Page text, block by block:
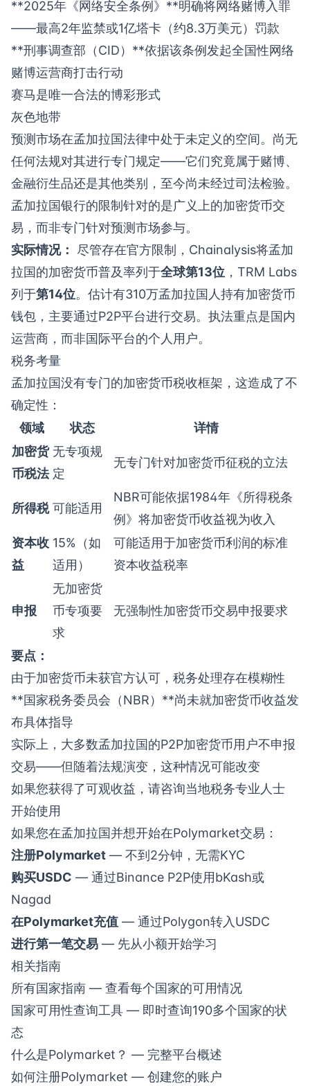
**2025年《网络安全条例》**明确将网络赌博入罪
——最高2年监禁或1亿塔卡（约8.3万美元）罚款
**刑事调查部（CID）**依据该条例发起全国性网络
赌博运营商打击行动
赛马是唯一合法的博彩形式
灰色地带
预测市场在孟加拉国法律中处于未定义的空间。尚无
任何法规对其进行专门规定——它们究竟属于赌博、
金融衍生品还是其他类别，至今尚未经过司法检验。
孟加拉国银行的限制针对的是广义上的加密货币交
易，而非专门针对预测市场参与。
实际情况：
尽管存在官方限制，Chainalysis将孟加
拉国的加密货币普及率列于全球第13位 ，TRM Labs
列于第14位。估计有310万孟加拉国人持有加密货币
钱包，主要通过P2P平台进行交易。执法重点是国内
运营商，而非国际平台的个人用户。
税务考量
孟加拉国没有专门的加密货币税收框架，这造成了不
确定性：
领域
状态
详情
加密货
币税法
无专项规
定
无专门针对加密货币征税的立法
所得税 可能适用
NBR可能依据1984年《所得税条
例》将加密货币收益视为收入
资本收
益
15%（如
适用）
可能适用于加密货币利润的标准
资本收益税率
申报
无加密货
币专项要
求
无强制性加密货币交易申报要求
要点：
由于加密货币未获官方认可，税务处理存在模糊性
**国家税务委员会（NBR）**尚未就加密货币收益发
布具体指导
实际上，大多数孟加拉国的P2P加密货币用户不申报
交易——但随着法规演变，这种情况可能改变
如果您获得了可观收益，请咨询当地税务专业人士
开始使用
如果您在孟加拉国并想开始在Polymarket交易：
注册Polymarket — 不到2分钟，无需KYC
购买USDC — 通过Binance P2P使用bKash或
Nagad
在Polymarket充值 — 通过Polygon转入USDC
进行第一笔交易 — 先从小额开始学习
相关指南
所有国家指南 — 查看每个国家的可用情况
国家可用性查询工具 — 即时查询190多个国家的状
态
什么是Polymarket？ — 完整平台概述
如何注册Polymarket — 创建您的账户